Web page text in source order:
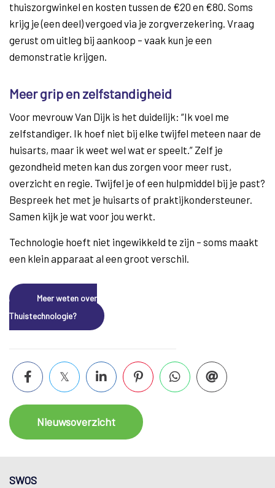
thuiszorgwinkel en kosten tussen de €20 en €80. Soms
krijg je (een deel) vergoed via je zorgverzekering. Vraag
gerust om uitleg bij aankoop – vaak kun je een
demonstratie krijgen.
Meer grip en zelfstandigheid
Voor mevrouw Van Dijk is het duidelijk: “Ik voel me
zelfstandiger. Ik hoef niet bij elke twijfel meteen naar de
huisarts, maar ik weet wel wat er speelt.” Zelf je
gezondheid meten kan dus zorgen voor meer rust,
overzicht en regie. Twijfel je of een hulpmiddel bij je past?
Bespreek het met je huisarts of praktijkondersteuner.
Samen kijk je wat voor jou werkt.
Technologie hoeft niet ingewikkeld te zijn – soms maakt
een klein apparaat al een groot verschil.
Meer weten over
Thuistechnologie?
Nieuwsoverzicht
SWOS